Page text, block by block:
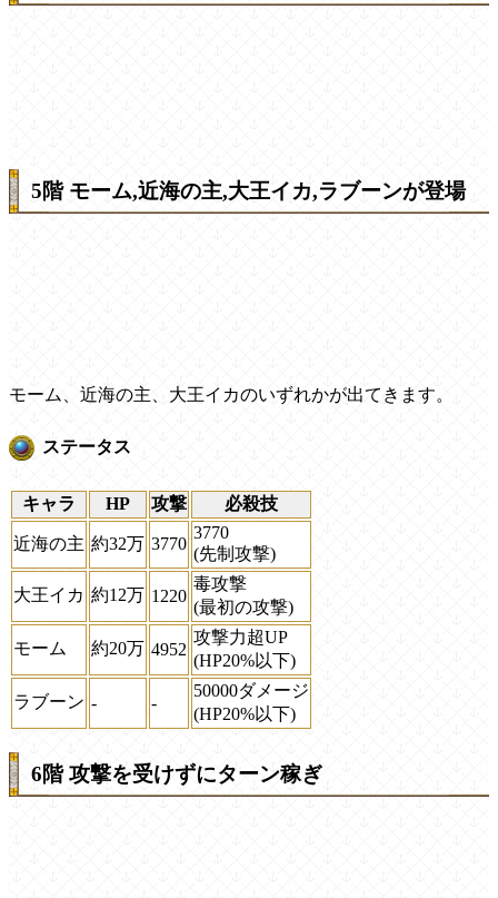
5階 モーム,近海の主,大王イカ,ラブーンが登場
モーム、近海の主、大王イカのいずれかが出てきます。
ステータス
キャラ HP 攻撃 必殺技
近海の主 約32万 3770
3770
(先制攻撃)
大王イカ 約12万 1220
毒攻撃
(最初の攻撃)
モーム 約20万 4952
攻撃力超UP
(HP20%以下)
ラブーン - -
50000ダメージ
(HP20%以下)
6階 攻撃を受けずにターン稼ぎ